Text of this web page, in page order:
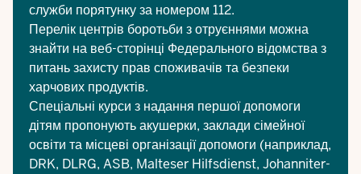
служби порятунку за номером 112.
Перелік центрів боротьби з отруєннями можна
знайти на веб-сторінці Федерального відомства з
питань захисту прав споживачів та безпеки
харчових продуктів.
Спеціальні курси з надання першої допомоги
дітям пропонують акушерки, заклади сімейної
освіти та місцеві організації допомоги (наприклад,
DRK, DLRG, ASB, Malteser Hilfsdienst, Johanniter-